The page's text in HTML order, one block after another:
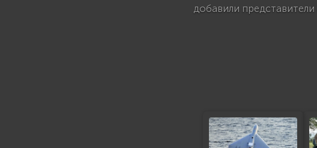
добавили представители